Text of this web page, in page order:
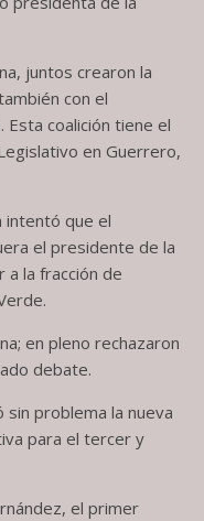
juntos crearon la
con el
coalición tiene el
en Guerrero,
intentó que el
el presidente de la
a la fracción de
en pleno rechazaron
debate.
problema la nueva
para el tercer y
el primer